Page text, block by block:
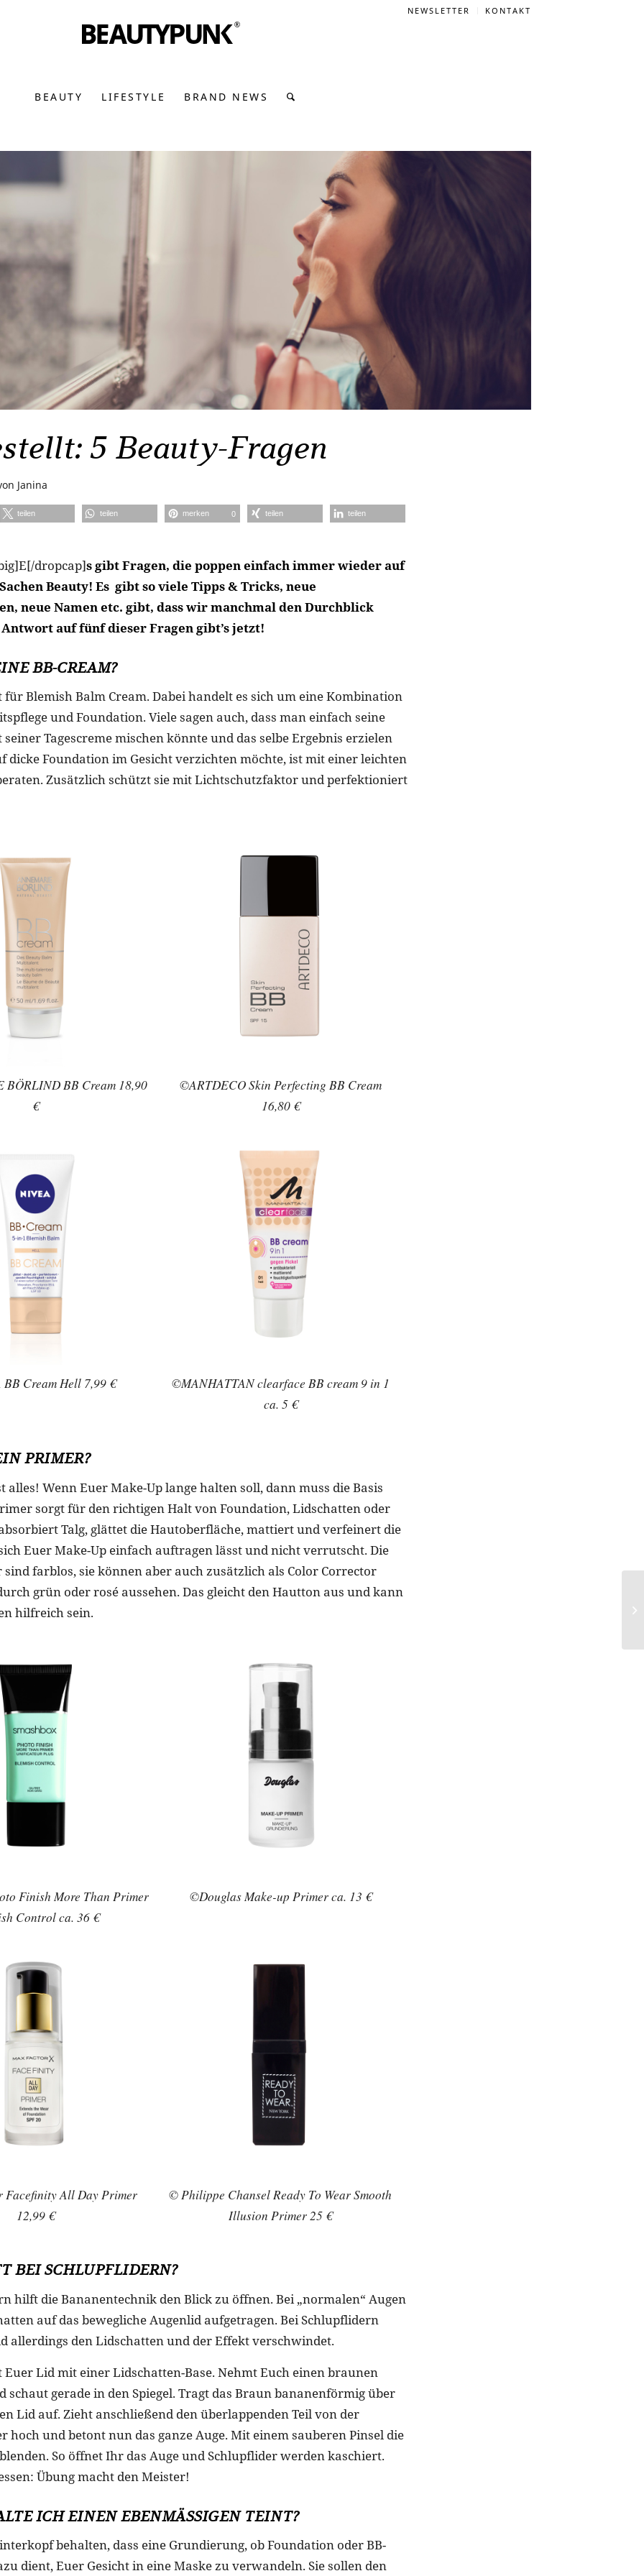
NEWSLETTER KONTAKT
BEAUTY LIFESTYLE BRAND NEWS
5 Beauty-Fragen
Janina
teilen teilen merken 0 teilen teilen
dropcap]s gibt Fragen, die poppen einfach immer wieder auf
Beauty! Es gibt so viele Tipps & Tricks, neue
neue Namen etc. gibt, dass wir manchmal den Durchblick
auf fünf dieser Fragen gibt’s jetzt!
BB-CREAM?
für Blemish Balm Cream. Dabei handelt es sich um eine Kombination
und Foundation. Viele sagen auch, dass man einfach seine
Tagescreme mischen könnte und das selbe Ergebnis erzielen
dicke Foundation im Gesicht verzichten möchte, ist mit einer leichten
Zusätzlich schützt sie mit Lichtschutzfaktor und perfektioniert
BB Cream 18,90
€
©ARTDECO Skin Perfecting BB Cream
16,80 €
Cream Hell 7,99 €
©MANHATTAN clearface BB cream 9 in 1
ca. 5 €
PRIMER?
alles! Wenn Euer Make-Up lange halten soll, dann muss die Basis
sorgt für den richtigen Halt von Foundation, Lidschatten oder
Talg, glättet die Hautoberfläche, mattiert und verfeinert die
Euer Make-Up einfach auftragen lässt und nicht verrutscht. Die
farblos, sie können aber auch zusätzlich als Color Corrector
grün oder rosé aussehen. Das gleicht den Hautton aus und kann
hilfreich sein.
Finish More Than Primer
Control ca. 36 €
©Douglas Make-up Primer ca. 13 €
Facefinity All Day Primer
12,99 €
© Philippe Chansel Ready To Wear Smooth
Illusion Primer 25 €
BEI SCHLUPFLIDERN?
hilft die Bananentechnik den Blick zu öffnen. Bei „normalen“ Augen
auf das bewegliche Augenlid aufgetragen. Bei Schlupflidern
allerdings den Lidschatten und der Effekt verschwindet.
Lid mit einer Lidschatten-Base. Nehmt Euch einen braunen
schaut gerade in den Spiegel. Tragt das Braun bananenförmig über
Lid auf. Zieht anschließend den überlappenden Teil von der
hoch und betont nun das ganze Auge. Mit einem sauberen Pinsel die
So öffnet Ihr das Auge und Schlupflider werden kaschiert.
Übung macht den Meister!
ICH EINEN EBENMÄSSIGEN TEINT?
behalten, dass eine Grundierung, ob Foundation oder BB-
dient, Euer Gesicht in eine Maske zu verwandeln. Sie sollen den